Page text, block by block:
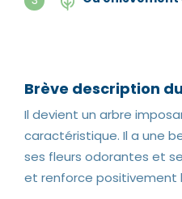
Brève description
Il devient un arbre
caractéristique. Il a une
ses fleurs odorantes et
et renforce positivement